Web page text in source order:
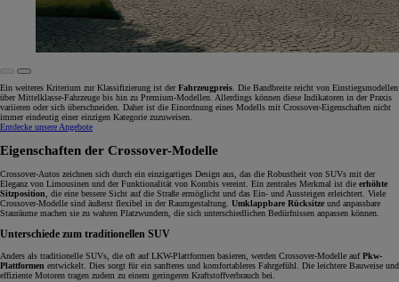
Ein weiteres Kriterium zur Klassifizierung ist derFahrzeugpreis. Die Bandbreite reicht von Einstiegsmodellen
über Mittelklasse-Fahrzeuge bis hin zu Premium-Modellen. Allerdings können diese Indikatoren in der Praxis
variieren oder sich überschneiden. Daher ist die Einordnung eines Modells mit Crossover-Eigenschaften nicht
immer eindeutig einer einzigen Kategorie zuzuweisen.
Entdecke unsere Angebote
Eigenschaften der Crossover-Modelle
Crossover-Autos zeichnen sich durch ein einzigartiges Design aus, das die Robustheit von SUVs mit der
Eleganz von Limousinen und der Funktionalität von Kombis vereint. Ein zentrales Merkmal ist die erhöhte
Sitzposition, die eine bessere Sicht auf die Straße ermöglicht und das Ein- und Aussteigen erleichtert. Viele
Crossover-Modelle sind äußerst flexibel in der Raumgestaltung. Umklappbare Rücksitze und anpassbare
Stauräume machen sie zu wahren Platzwundern, die sich unterschiedlichen Bedürfnissen anpassen können.
Unterschiede zum traditionellen SUV
Anders als traditionelle SUVs, die oft auf LKW-Plattformen basieren, werden Crossover-Modelle aufPkw-
Plattformen entwickelt. Dies sorgt für ein sanfteres und komfortableres Fahrgefühl. Die leichtere Bauweise und
effiziente Motoren tragen zudem zu einem geringeren Kraftstoffverbrauch bei.